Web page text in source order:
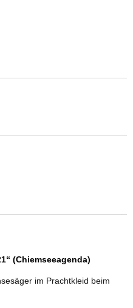
(Chiemseeagenda)
im Prachtkleid beim